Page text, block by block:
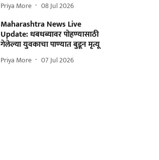
Priya More 08 Jul 2026
Maharashtra News Live
Update: धबधब्यावर पोहण्यासाठी
गेलेल्या युवकाचा पाण्यात बुडून मृत्यू
Priya More 07 Jul 2026